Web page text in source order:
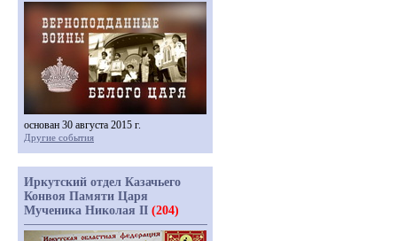
основан 30 августа 2015 г.
Другие события
Иркутский отдел Казачьего
Конвоя Памяти Царя
Мученика Николая II (204)